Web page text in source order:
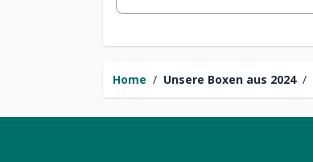
Home / Unsere Boxen aus 2024 /